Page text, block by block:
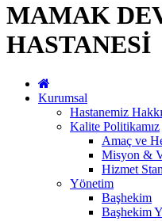
MAMAK
HASTANESİ
Kurumsal
Hastanemiz
Kalite Politikamız
Amaç ve
Misyon &
Hizmet
Yönetim
Başhekim
Başhekim